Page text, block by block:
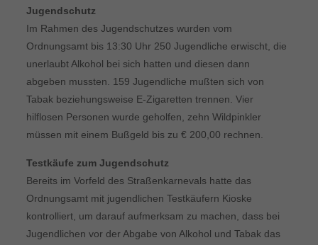
Jugendschutz
Im Rahmen des Jugendschutzes wurden vom
Ordnungsamt bis 13:30 Uhr 250 Jugendliche erwischt, die
unerlaubt Alkohol bei sich hatten und diesen dann
abgeben mussten. 159 Jugendliche mußten sich von
Tabak beziehungsweise E-Zigaretten trennen. Vier
hilflosen Personen wurde geholfen, zehn Wildpinkler
müssen mit einem Bußgeld bis zu € 200,00 rechnen.
Testkäufe zum Jugendschutz
Bereits im Vorfeld des Straßenkarnevals hatte das
Ordnungsamt mit jugendlichen Testkäufern Kioske
kontrolliert, um darauf aufmerksam zu machen, dass bei
Jugendlichen vor der Abgabe von Alkohol und Tabak das